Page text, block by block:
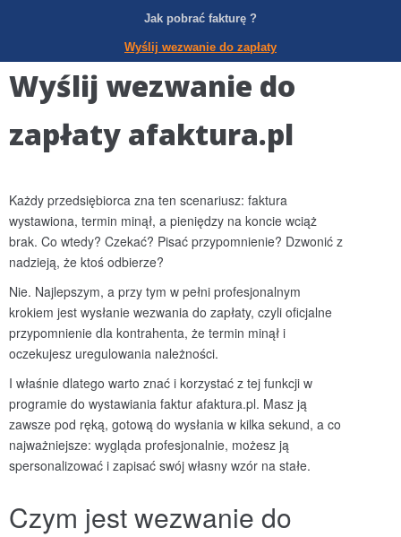
Jak pobrać fakturę ?
Wyślij wezwanie do zapłaty
Wyślij wezwanie do
zapłaty afaktura.pl
Każdy przedsiębiorca zna ten scenariusz: faktura
wystawiona, termin minął, a pieniędzy na koncie wciąż
brak. Co wtedy? Czekać? Pisać przypomnienie? Dzwonić z
nadzieją, że ktoś odbierze?
Nie. Najlepszym, a przy tym w pełni profesjonalnym
krokiem jest wysłanie wezwania do zapłaty, czyli oficjalne
przypomnienie dla kontrahenta, że termin minął i
oczekujesz uregulowania należności.
I właśnie dlatego warto znać i korzystać z tej funkcji w
programie do wystawiania faktur afaktura.pl. Masz ją
zawsze pod ręką, gotową do wysłania w kilka sekund, a co
najważniejsze: wygląda profesjonalnie, możesz ją
spersonalizować i zapisać swój własny wzór na stałe.
Czym jest wezwanie do